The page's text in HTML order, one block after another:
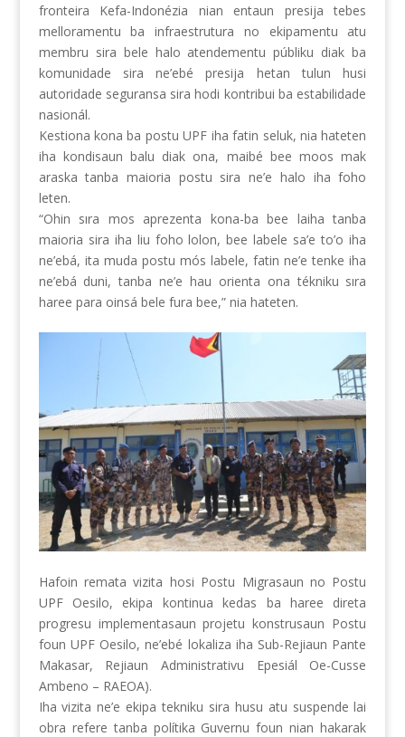
fronteira Kefa-Indonézia nian entaun presija tebes
melloramentu ba infraestrutura no ekipamentu atu
membru sira bele halo atendementu públiku diak ba
komunidade sira ne’ebé presija hetan tulun husi
autoridade seguransa sira hodi kontribui ba estabilidade
nasionál.
Kestiona kona ba postu UPF iha fatin seluk, nia hateten
iha kondisaun balu diak ona, maibé bee moos mak
araska tanba maioria postu sira ne’e halo iha foho
leten.
“Ohin sıra mos aprezenta kona-ba bee laiha tanba
maioria sira iha liu foho lolon, bee labele sa’e to’o iha
ne’ebá, ita muda postu mós labele, fatin ne’e tenke iha
ne’ebá duni, tanba ne’e hau orienta ona tékniku sıra
haree para oinsá bele fura bee,” nia hateten.
Hafoin remata vizita hosi Postu Migrasaun no Postu
UPF Oesilo, ekipa kontinua kedas ba haree direta
progresu implementasaun projetu konstrusaun Postu
foun UPF Oesilo, ne’ebé lokaliza iha Sub-Rejiaun Pante
Makasar, Rejiaun Administrativu Epesiál Oe-Cusse
Ambeno – RAEOA).
Iha vizita ne’e ekipa tekniku sira husu atu suspende lai
obra refere tanba polítika Guvernu foun nian hakarak